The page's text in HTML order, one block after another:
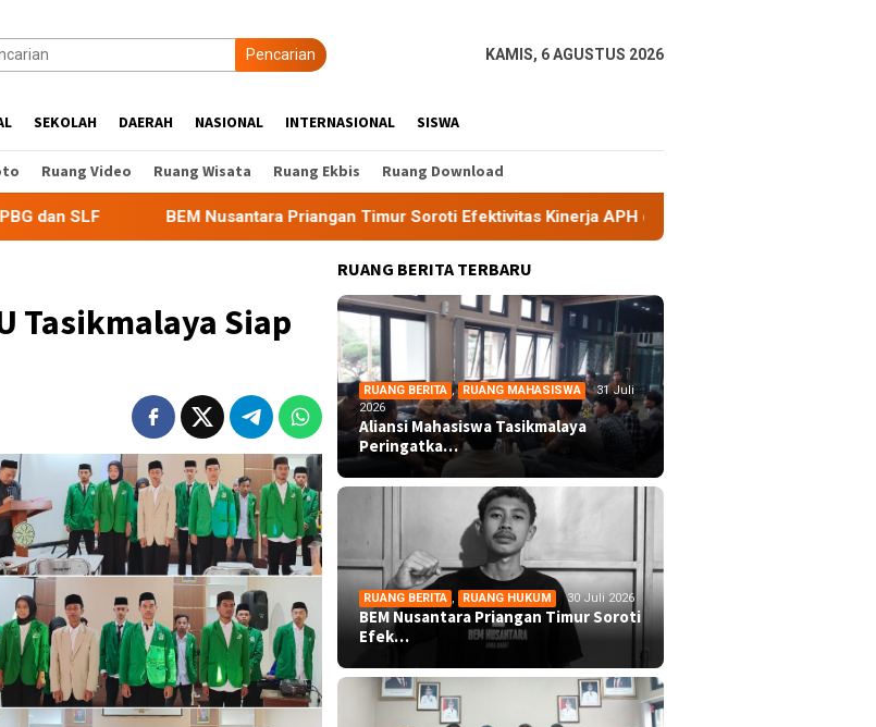
Pencarian KAMIS, 6 AGUSTUS 2026
SEKOLAH DAERAH NASIONAL INTERNASIONAL SISWA
Ruang Video Ruang Wisata Ruang Ekbis Ruang Download
BEM Nusantara Priangan Timur Soroti Efektivitas Kinerja APH di Kota Tasikmalaya
Tasikmalaya Siap
RUANG BERITA TERBARU
RUANG BERITA , RUANG MAHASISWA
31 Juli
2026
Aliansi Mahasiswa Tasikmalaya
Peringatka…
RUANG BERITA , RUANG HUKUM 30 Juli 2026
BEM Nusantara Priangan Timur Soroti
Efek…